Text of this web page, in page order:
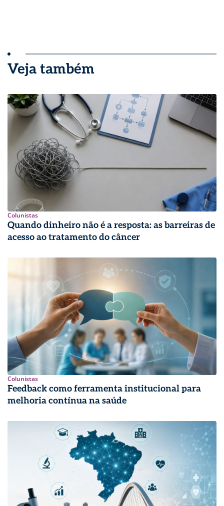
Veja também
Colunistas
Quando dinheiro não é a resposta: as barreiras de
acesso ao tratamento do câncer
Colunistas
Feedback como ferramenta institucional para
melhoria contínua na saúde